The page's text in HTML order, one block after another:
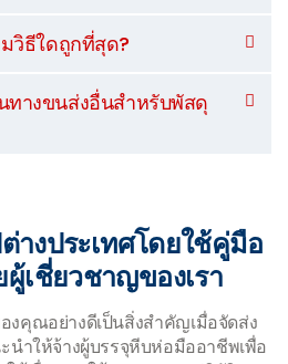
วิธีใดถูกที่สุด?
ทางขนส่งอื่นสำหรับพัสดุ
างประเทศโดยใช้คู่มือ
เชี่ยวชาญของเรา
งคุณอย่างดีเป็นสิ่งสำคัญเมื่อจัดส่ง
นำให้จ้างผู้บรรจุหีบห่อมืออาชีพเพื่อ